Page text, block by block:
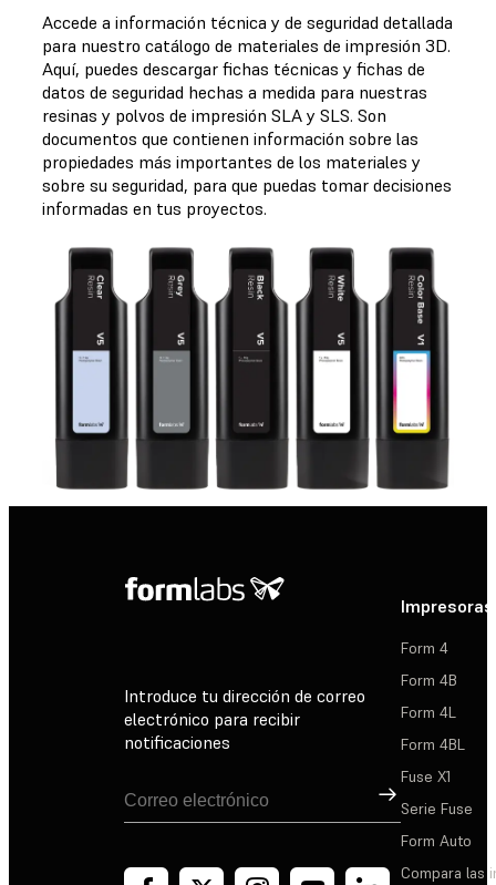
Fichas de datos de seguridad
No hay una ficha de datos de seguridad disponible para
el material elegido.
Accede a información técnica y de seguridad detallada
para nuestro catálogo de materiales de impresión 3D.
Aquí, puedes descargar fichas técnicas y fichas de
datos de seguridad hechas a medida para nuestras
resinas y polvos de impresión SLA y SLS. Son
documentos que contienen información sobre las
propiedades más importantes de los materiales y
sobre su seguridad, para que puedas tomar decisiones
informadas en tus proyectos.
Introduce tu dirección de correo
electrónico para recibir
notificaciones
Suscribirse
Impresoras
Form 4
Form 4B
Form 4L
Form 4BL
Fuse X1
Serie Fuse
Form Auto
Compara las